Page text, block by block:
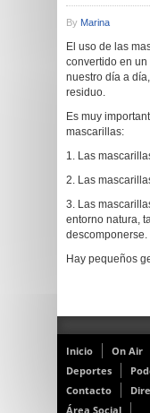
By Marina
El uso de las
convertido en
nuestro día a
residuo.
Es muy
mascarillas:
1. Las
2. Las
3. Las
entorno natura,
descomponerse.
Hay pequeños
Inicio On Air
Deportes
Contacto
Área Social